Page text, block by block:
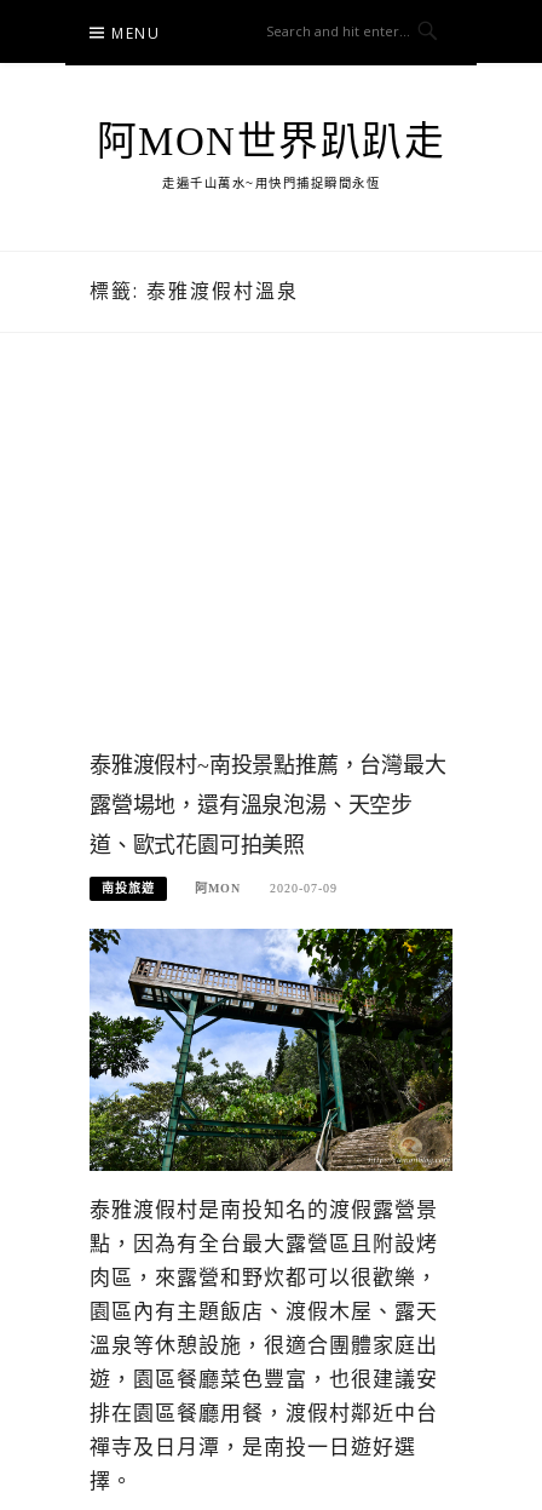
content
MENU
阿MON世界趴趴走
走遍千山萬水~用快門捕捉瞬間永恆
標籤: 泰雅渡假村溫泉
泰雅渡假村~南投景點推薦，台灣最大
露營場地，還有溫泉泡湯、天空步
道、歐式花園可拍美照
南投旅遊 阿MON 2020-07-09
泰雅渡假村是南投知名的渡假露營景
點，因為有全台最大露營區且附設烤
肉區，來露營和野炊都可以很歡樂，
園區內有主題飯店、渡假木屋、露天
溫泉等休憩設施，很適合團體家庭出
遊，園區餐廳菜色豐富，也很建議安
排在園區餐廳用餐，渡假村鄰近中台
禪寺及日月潭，是南投一日遊好選
擇。